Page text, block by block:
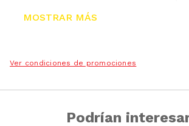
barra.
MOSTRAR MÁS
Ver condiciones de promociones
Podrían